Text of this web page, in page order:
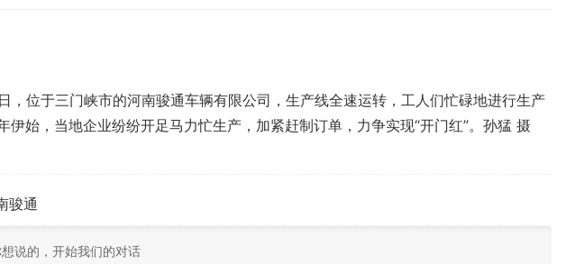
位于三门峡市的河南骏通车辆有限公司，生产线全速运转，工人们忙碌地进行生产
伊始，当地企业纷纷开足马力忙生产，加紧赶制订单，力争实现“开门红”。孙猛 摄
骏通